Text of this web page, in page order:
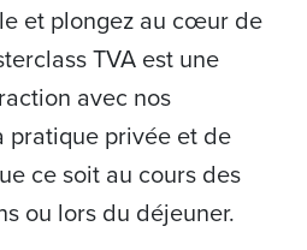
et plongez au cœur de
TVA est une
avec nos
pratique privée et de
ce soit au cours des
ou lors du déjeuner.